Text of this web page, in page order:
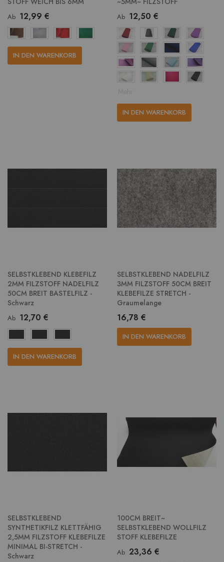
Ab 12,99 €
IN DEN WARENKORB
Ab 12,50 €
Mehr
IN DEN WARENKORB
SELBSTKLEBEND KLEBEFILZ
2MM FILZSTOFF NADELFILZ
50CM BREIT BASTELFILZ -
Schwarz
Ab 12,70 €
IN DEN WARENKORB
SELBSTKLEBEND NADELFILZ
3MM FILZSTOFF 50CM BREIT
KLEBEFILZE STRETCH -
Graumelange
16,78 €
IN DEN WARENKORB
SELBSTKLEBEND
SYNTHETIKFILZ KLETTFÄHIG
2,5MM FILZSTOFF KLEBEFILZE
MINIMAL BI-STRETCH -
Schwarz
100CM BREIT~
SELBSTKLEBEND WOLLFILZ
STOFF KLEBEFILZE
Ab 23,36 €